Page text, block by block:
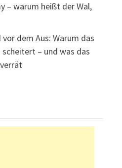
– warum heißt der Wal,
dem Aus: Warum das
– und was das